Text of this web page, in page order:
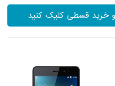
قسطی کلیک کنید